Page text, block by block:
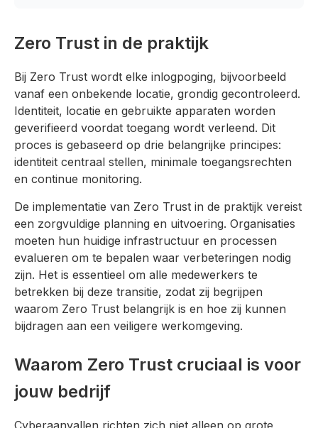
Zero Trust in de praktijk
Bij Zero Trust wordt elke inlogpoging, bijvoorbeeld
vanaf een onbekende locatie, grondig gecontroleerd.
Identiteit, locatie en gebruikte apparaten worden
geverifieerd voordat toegang wordt verleend. Dit
proces is gebaseerd op drie belangrijke principes:
identiteit centraal stellen, minimale toegangsrechten
en continue monitoring.
De implementatie van Zero Trust in de praktijk vereist
een zorgvuldige planning en uitvoering. Organisaties
moeten hun huidige infrastructuur en processen
evalueren om te bepalen waar verbeteringen nodig
zijn. Het is essentieel om alle medewerkers te
betrekken bij deze transitie, zodat zij begrijpen
waarom Zero Trust belangrijk is en hoe zij kunnen
bijdragen aan een veiligere werkomgeving.
Waarom Zero Trust cruciaal is voor
jouw bedrijf
Cyberaanvallen richten zich niet alleen op grote